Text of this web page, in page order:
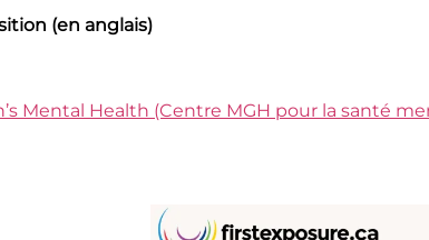
(en anglais)
Mental Health (Centre MGH pour la santé